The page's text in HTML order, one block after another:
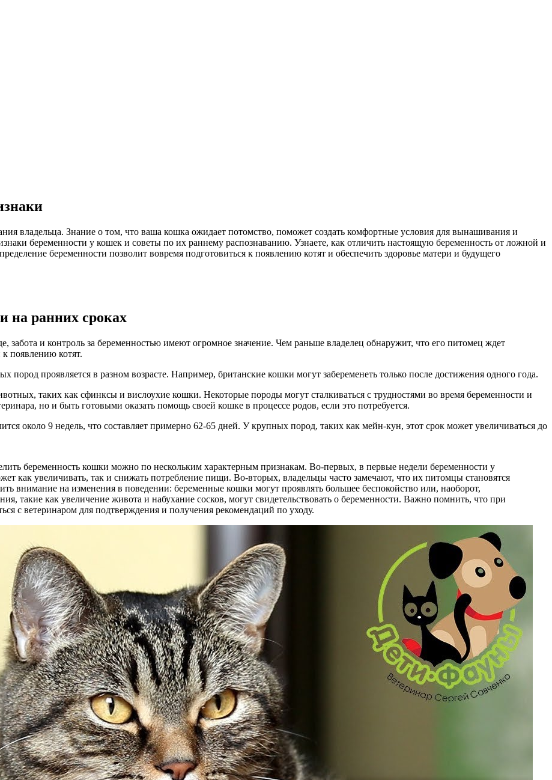
владельца. Знание о том, что ваша кошка ожидает потомство, поможет создать комфортные условия для вынашивания и
беременности у кошек и советы по их раннему распознаванию. Узнаете, как отличить настоящую беременность от ложной и
беременности позволит вовремя подготовиться к появлению котят и обеспечить здоровье матери и будущего
на ранних сроках
и контроль за беременностью имеют огромное значение. Чем раньше владелец обнаружит, что его питомец ждет
появлению котят.
пород проявляется в разном возрасте. Например, британские кошки могут забеременеть только после достижения одного года.
таких как сфинксы и вислоухие кошки. Некоторые породы могут сталкиваться с трудностями во время беременности и
но и быть готовыми оказать помощь своей кошке в процессе родов, если это потребуется.
около 9 недель, что составляет примерно 62-65 дней. У крупных пород, таких как мейн-кун, этот срок может увеличиваться до
беременность кошки можно по нескольким характерным признакам. Во-первых, в первые недели беременности у
как увеличивать, так и снижать потребление пищи. Во-вторых, владельцы часто замечают, что их питомцы становятся
внимание на изменения в поведении: беременные кошки могут проявлять большее беспокойство или, наоборот,
такие как увеличение живота и набухание сосков, могут свидетельствовать о беременности. Важно помнить, что при
с ветеринаром для подтверждения и получения рекомендаций по уходу.